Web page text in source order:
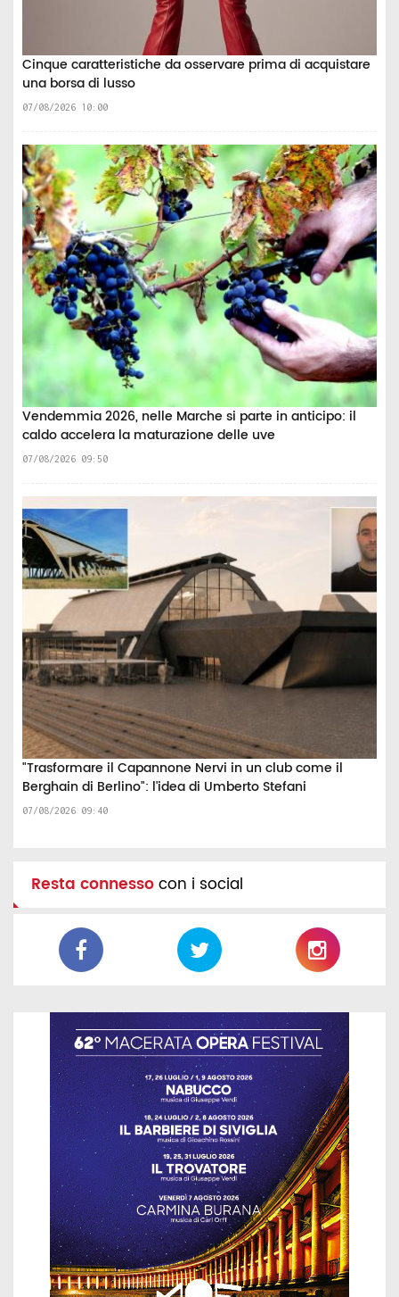
Cinque caratteristiche da osservare prima di acquistare
una borsa di lusso
07/08/2026 10:00
Vendemmia 2026, nelle Marche si parte in anticipo: il
caldo accelera la maturazione delle uve
07/08/2026 09:50
"Trasformare il Capannone Nervi in un club come il
Berghain di Berlino": l'idea di Umberto Stefani
07/08/2026 09:40
Resta connessocon i social